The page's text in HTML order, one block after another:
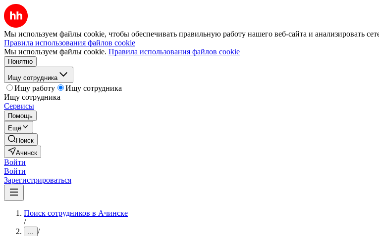
Мы используем файлы cookie, чтобы обеспечивать правильную работу нашего веб-сайта и анализировать
Правила использования файлов cookie
Мы используем файлы cookie. Правила использования файлов cookie
Понятно
Ищу сотрудника
Ищу работу
Ищу сотрудника
Ищу сотрудника
Сервисы
Помощь
Ещё
Поиск
Ачинск
Войти
Войти
Зарегистрироваться
Поиск сотрудников в Ачинске
/
... /